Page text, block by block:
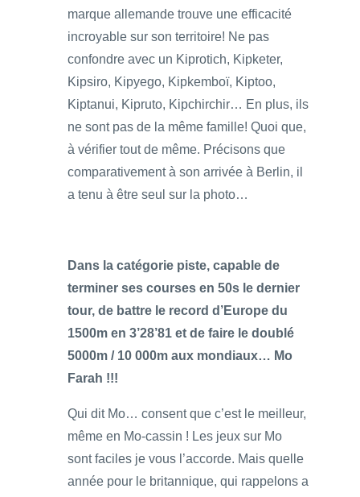
marque allemande trouve une efficacité
incroyable sur son territoire! Ne pas
confondre avec un Kiprotich, Kipketer,
Kipsiro, Kipyego, Kipkemboï, Kiptoo,
Kiptanui, Kipruto, Kipchirchir… En plus, ils
ne sont pas de la même famille! Quoi que,
à vérifier tout de même. Précisons que
comparativement à son arrivée à Berlin, il
a tenu à être seul sur la photo…
Dans la catégorie piste, capable de
terminer ses courses en 50s le dernier
tour, de battre le record d’Europe du
1500m en 3’28’81 et de faire le doublé
5000m / 10 000m aux mondiaux… Mo
Farah !!!
Qui dit Mo… consent que c’est le meilleur,
même en Mo-cassin ! Les jeux sur Mo
sont faciles je vous l’accorde. Mais quelle
année pour le britannique, qui rappelons a